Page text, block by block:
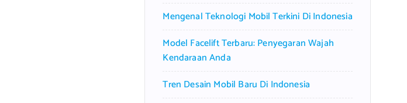
Mengenal Teknologi Mobil Terkini Di Indonesia
Model Facelift Terbaru: Penyegaran Wajah
Kendaraan Anda
Tren Desain Mobil Baru Di Indonesia